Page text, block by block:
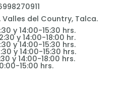
Valles del Country, Talca.
y 14:00-15:30 hrs.
y 14:00-18:00 hr.
y 14:00-15:30 hrs.
y 14:00-15:30 hrs.
y 14:00-18:00 hrs.
15:00 hrs.